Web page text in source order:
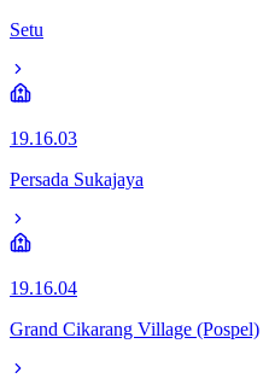
Setu
19.16.03
Persada Sukajaya
19.16.04
Grand Cikarang Village (Pospel)